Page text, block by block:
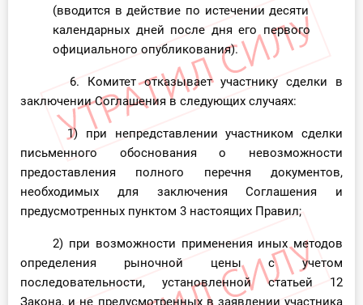
(вводится в действие по истечении десяти
календарных дней после дня его первого
официального опубликования).
6. Комитет отказывает участнику сделки в
заключении Соглашения в следующих случаях:
1) при непредставлении участником сделки
письменного обоснования о невозможности
предоставления полного перечня документов,
необходимых для заключения Соглашения и
предусмотренных пунктом 3 настоящих Правил;
2) при возможности применения иных методов
определения рыночной цены с учетом
последовательности, установленной статьей 12
Закона, и не предусмотренных в заявлении участника